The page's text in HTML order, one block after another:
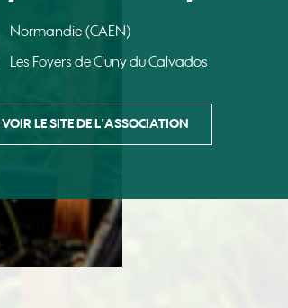
Normandie (CAEN)
Les Foyers de Cluny du Calvados
VOIR LE SITE DE L'ASSOCIATION